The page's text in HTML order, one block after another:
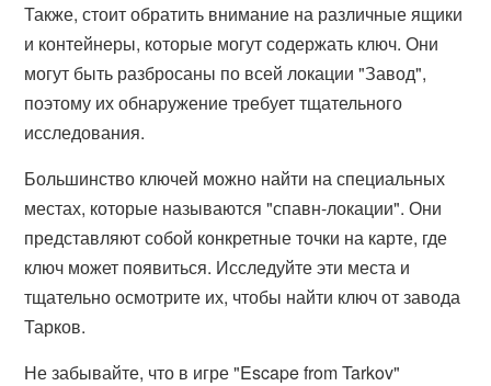
Также, стоит обратить внимание на различные ящики
и контейнеры, которые могут содержать ключ. Они
могут быть разбросаны по всей локации "Завод",
поэтому их обнаружение требует тщательного
исследования.
Большинство ключей можно найти на специальных
местах, которые называются "спавн-локации". Они
представляют собой конкретные точки на карте, где
ключ может появиться. Исследуйте эти места и
тщательно осмотрите их, чтобы найти ключ от завода
Тарков.
Не забывайте, что в игре "Escape from Tarkov"